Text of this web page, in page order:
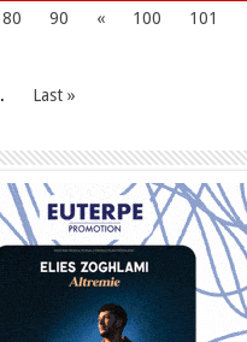
80 90 « 100
101
Last »